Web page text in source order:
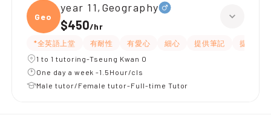
Geogr
year 11,Geography
$450/hr
*全英語上堂 有耐性 有愛心 細心 提供筆記
提供練
1 to 1 tutoring-Tseung Kwan O
One day a week -1.5Hour/cls
Male tutor/Female tutor-Full-time Tutor